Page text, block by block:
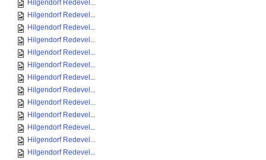
Hilgendorf Redevel...
Hilgendorf Redevel...
Hilgendorf Redevel...
Hilgendorf Redevel...
Hilgendorf Redevel...
Hilgendorf Redevel...
Hilgendorf Redevel...
Hilgendorf Redevel...
Hilgendorf Redevel...
Hilgendorf Redevel...
Hilgendorf Redevel...
Hilgendorf Redevel...
Hilgendorf Redevel...